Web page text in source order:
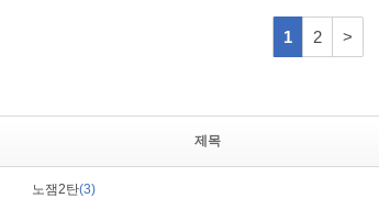
제목
노잼2탄(3)